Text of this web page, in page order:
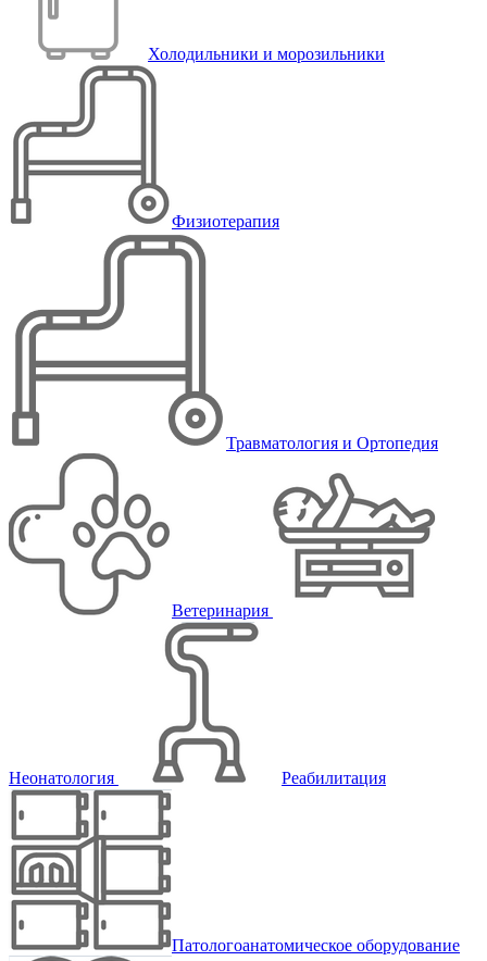
Холодильники и морозильники
Физиотерапия
Травматология и Ортопедия
Ветеринария
Неонатология Реабилитация
Патологоанатомическое оборудование